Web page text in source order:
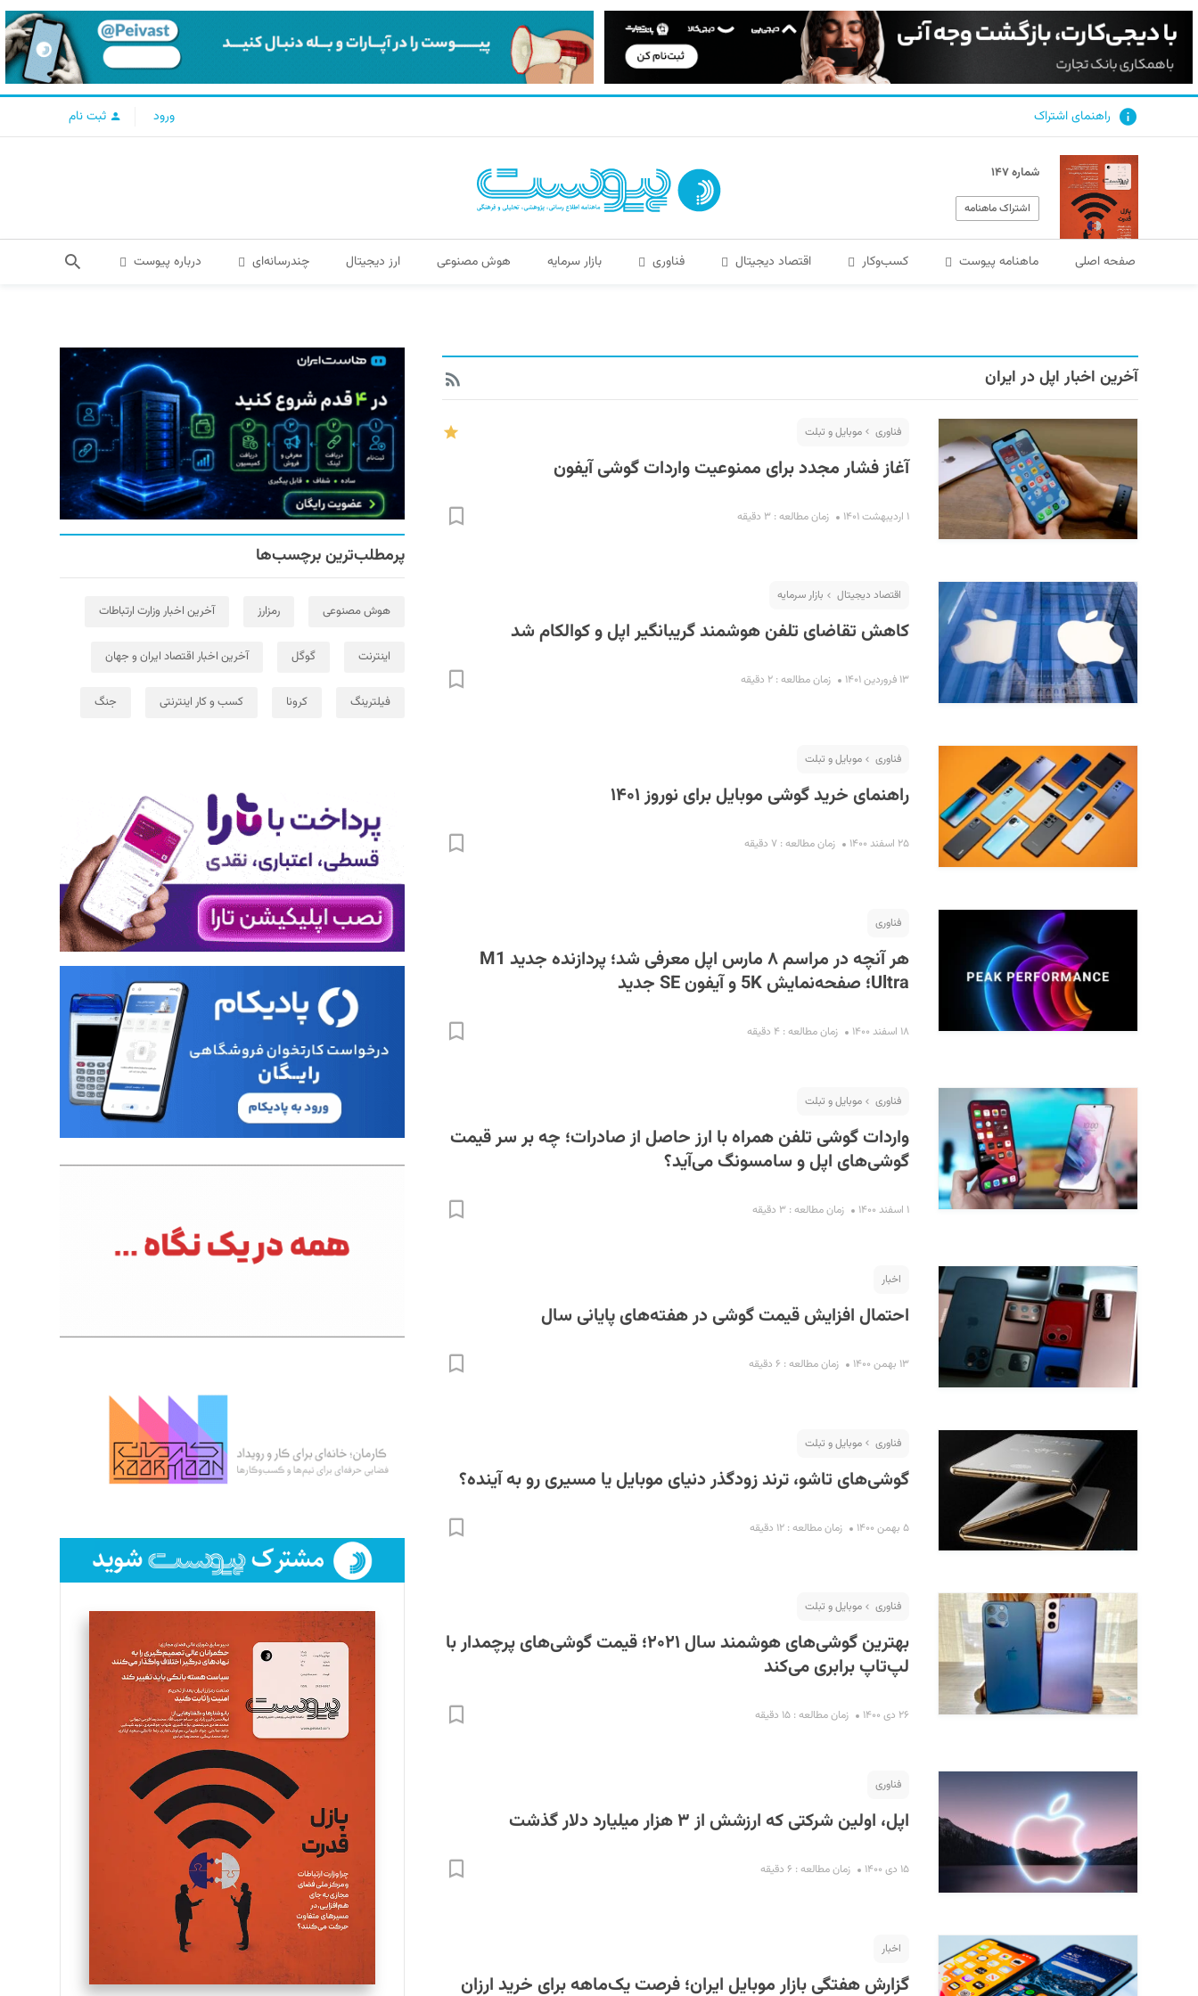
راهنمای اشتراک ورود ثبت نام
شماره ۱۴۷
اشتراک ماهنامه
صفحه اصلی ماهنامه پیوست کسب‌و‌کار اقتصاد دیجیتال فناوری بازار سرمایه هوش مصنوعی ارز دیجیتال چندرسانه‌ای درباره پیوست
آخرین اخبار اپل در ایران
فناوری موبایل و تبلت
آغاز فشار مجدد برای ممنوعیت واردات گوشی آیفون
۱ اردیبهشت ۱۴۰۱ زمان مطالعه : ۳ دقیقه
اقتصاد دیجیتال بازار سرمایه
کاهش تقاضای تلفن هوشمند گریبانگیر اپل و کوالکام شد
۱۳ فروردین ۱۴۰۱ زمان مطالعه : ۲ دقیقه
فناوری موبایل و تبلت
راهنمای خرید گوشی موبایل برای نوروز ۱۴۰۱
۲۵ اسفند ۱۴۰۰ زمان مطالعه : ۷ دقیقه
فناوری
هر آنچه در مراسم ۸ مارس اپل معرفی شد؛ پردازنده جدید M1
Ultra؛ صفحه‌نمایش 5K و آیفون SE جدید
۱۸ اسفند ۱۴۰۰ زمان مطالعه : ۴ دقیقه
فناوری موبایل و تبلت
واردات گوشی تلفن همراه با ارز حاصل از صادرات؛ چه بر سر قیمت
گوشی‌های اپل و سامسونگ می‌آید؟
۱ اسفند ۱۴۰۰ زمان مطالعه : ۳ دقیقه
اخبار
احتمال افزایش قیمت گوشی در هفته‌های پایانی سال
۱۳ بهمن ۱۴۰۰ زمان مطالعه : ۶ دقیقه
فناوری موبایل و تبلت
گوشی‌های تاشو، ترند زودگذر دنیای موبایل یا مسیری رو به آینده؟
۵ بهمن ۱۴۰۰ زمان مطالعه : ۱۲ دقیقه
فناوری موبایل و تبلت
بهترین گوشی‌های هوشمند سال ۲۰۲۱؛ قیمت‌ گوشی‌های پرچمدار با
لپ‌تاپ برابری می‌کند
۲۶ دی ۱۴۰۰ زمان مطالعه : ۱۵ دقیقه
فناوری
اپل، اولین شرکتی که ارزشش از ۳ هزار میلیارد دلار گذشت
۱۵ دی ۱۴۰۰ زمان مطالعه : ۶ دقیقه
اخبار
گزارش هفتگی بازار موبایل ایران؛ فرصت یک‌ماهه برای خرید ارزان
پرمطلب‌ترین برچسب‌ها
هوش مصنوعی رمزارز آخرین اخبار وزارت ارتباطات
اینترنت گوگل آخرین اخبار اقتصاد ایران و جهان
فیلترینگ کرونا کسب و کار اینترنتی جنگ